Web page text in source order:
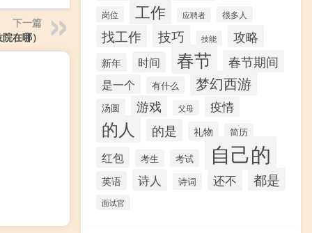
下一篇
在哪）
岗位 工作 应聘者 很多人
找工作 技巧 技能 攻略
新年 时间 春节 春节期间
是一个 有什么 梦幻西游
汤圆 游戏 父母 疫情
的人 的是 礼物 简历
红包 考生 考试 自己的
英语 诗人 诗词 还不 都是
面试官